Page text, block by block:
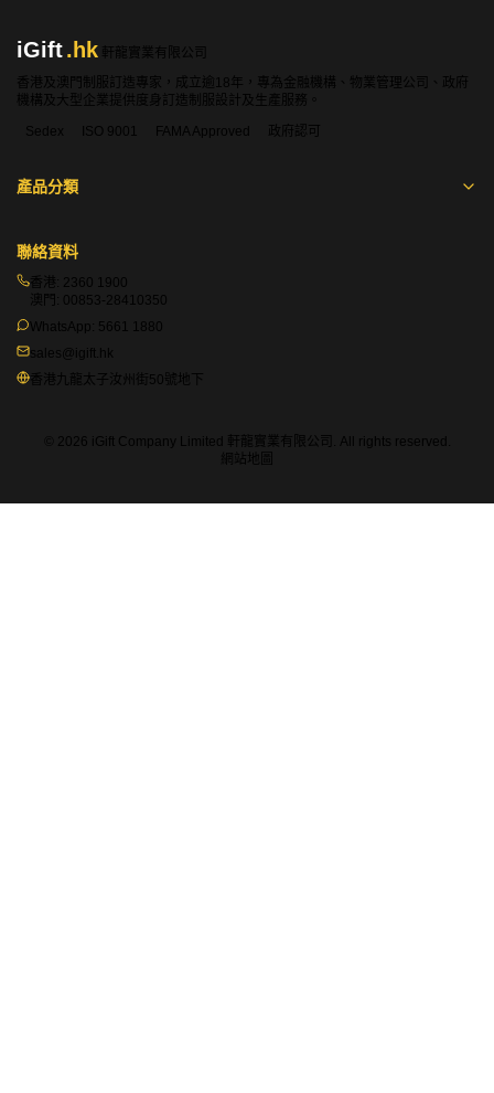
iGift.hk
軒龍實業有限公司
香港及澳門制服訂造專家，成立逾18年，專為金融機構、物業管理公司、政府
機構及大型企業提供度身訂造制服設計及生產服務。
Sedex
ISO 9001 FAMA Approved 政府認可
產品分類
聯絡資料
香港: 2360 1900
澳門: 00853-28410350
WhatsApp: 5661 1880
sales@igift.hk
香港九龍太子汝州街50號地下
© 2026 iGift Company Limited 軒龍實業有限公司. All rights reserved.
網站地圖